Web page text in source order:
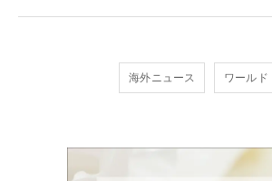
海外ニュース ワールド